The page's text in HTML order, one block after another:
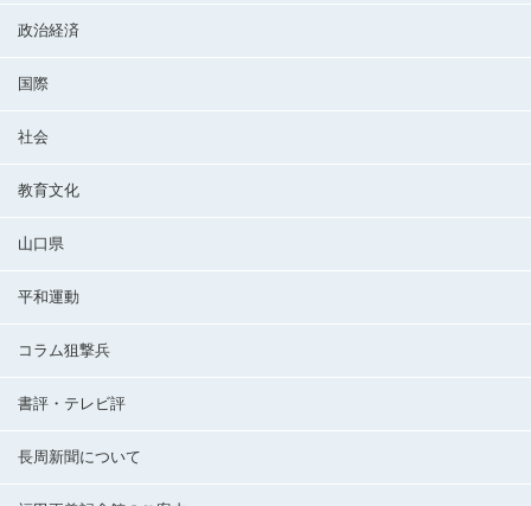
政治経済
国際
社会
教育文化
山口県
平和運動
コラム狙撃兵
書評・テレビ評
長周新聞について